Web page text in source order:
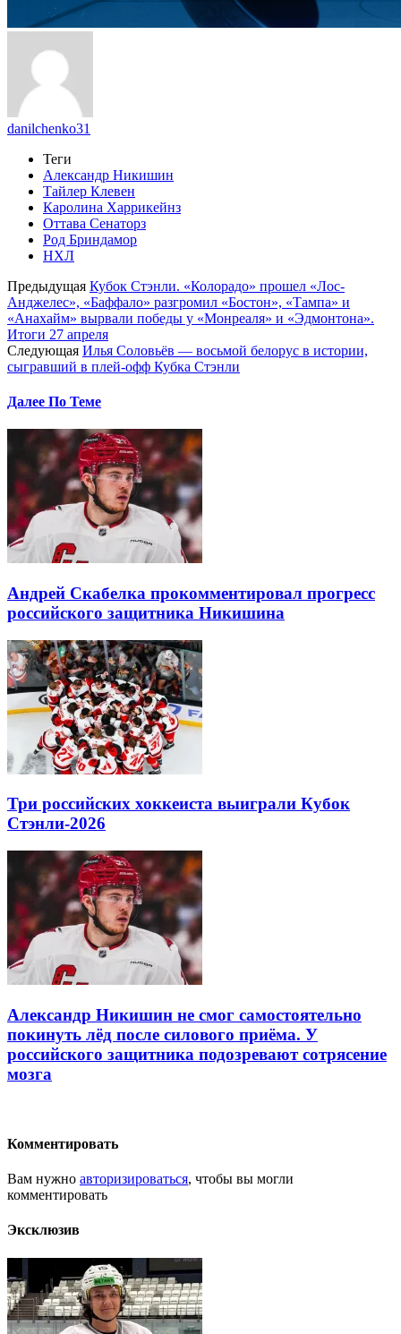
danilchenko31
Теги
Александр Никишин
Тайлер Клевен
Каролина Харрикейнз
Оттава Сенаторз
Род Бриндамор
НХЛ
Предыдущая Кубок Стэнли. «Колорадо» прошел «Лос-
Анджелес», «Баффало» разгромил «Бостон», «Тампа» и
«Анахайм» вырвали победы у «Монреаля» и «Эдмонтона».
Итоги 27 апреля
Следующая Илья Соловьёв — восьмой белорус в истории,
сыгравший в плей-офф Кубка Стэнли
Далее По Теме
Андрей Скабелка прокомментировал прогресс
российского защитника Никишина
Три российских хоккеиста выиграли Кубок
Стэнли-2026
Александр Никишин не смог самостоятельно
покинуть лёд после силового приёма. У
российского защитника подозревают сотрясение
мозга
Комментировать
Вам нужно авторизироваться, чтобы вы могли
комментировать
Эксклюзив